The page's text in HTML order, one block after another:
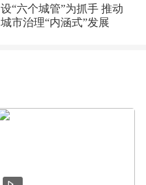
设“六个城管”为抓手 推动
城市治理“内涵式”发展